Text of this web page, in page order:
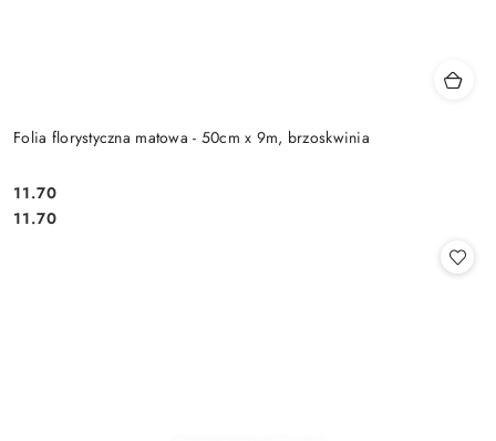
Folia florystyczna matowa - 50cm x 9m, brzoskwinia
Cena:
11.70
Cena:
11.70